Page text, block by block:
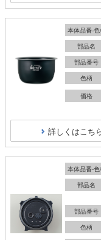
本体品番-色
部品名
部品番号
色柄
価格
詳しくはこち
本体品番-色
部品名
部品番号
色柄